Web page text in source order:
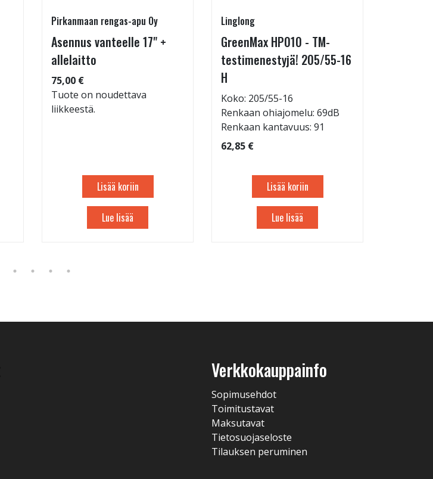
Pirkanmaan rengas-apu Oy
Asennus vanteelle 17" +
allelaitto
75,00 €
Tuote on noudettava
liikkeestä.
Lisää koriin
Lue lisää
Linglong
GreenMax HP010 - TM-
testimenestyjä! 205/55-16
H
Koko: 205/55-16
Renkaan ohiajomelu: 69dB
Renkaan kantavuus: 91
62,85 €
Lisää koriin
Lue lisää
Verkkokauppainfo
Sopimusehdot
Toimitustavat
Maksutavat
Tietosuojaseloste
Tilauksen peruminen